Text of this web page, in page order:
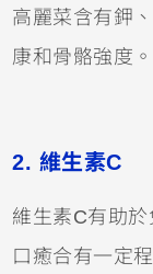
高麗菜含有鉀
康和骨骼強度。
2. 維生素C
維生素C有助
口癒合有一定